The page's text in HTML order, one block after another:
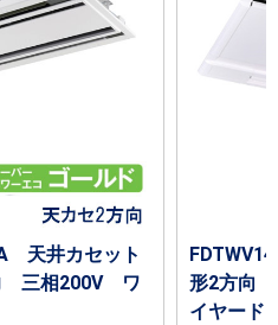
天井カセット
三相200V ワ
形2方向
イヤード